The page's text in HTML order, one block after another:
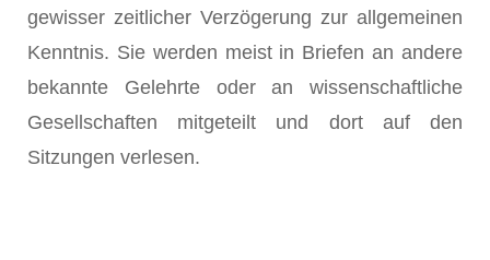
gewisser zeitlicher Verzögerung zur allgemeinen
Kenntnis. Sie werden meist in Briefen an andere
bekannte Gelehrte oder an wissenschaftliche
Gesellschaften mitgeteilt und dort auf den
Sitzungen verlesen.